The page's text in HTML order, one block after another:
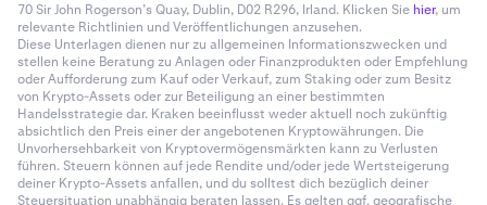
70 Sir John Rogerson’s Quay, Dublin, D02 R296, Irland. Klicken Sie hier, um
relevante Richtlinien und Veröffentlichungen anzusehen.
Diese Unterlagen dienen nur zu allgemeinen Informationszwecken und
stellen keine Beratung zu Anlagen oder Finanzprodukten oder Empfehlung
oder Aufforderung zum Kauf oder Verkauf, zum Staking oder zum Besitz
von Krypto-Assets oder zur Beteiligung an einer bestimmten
Handelsstrategie dar. Kraken beeinflusst weder aktuell noch zukünftig
absichtlich den Preis einer der angebotenen Kryptowährungen. Die
Unvorhersehbarkeit von Kryptovermögensmärkten kann zu Verlusten
führen. Steuern können auf jede Rendite und/oder jede Wertsteigerung
deiner Krypto-Assets anfallen, und du solltest dich bezüglich deiner
Steuersituation unabhängig beraten lassen. Es gelten ggf. geografische